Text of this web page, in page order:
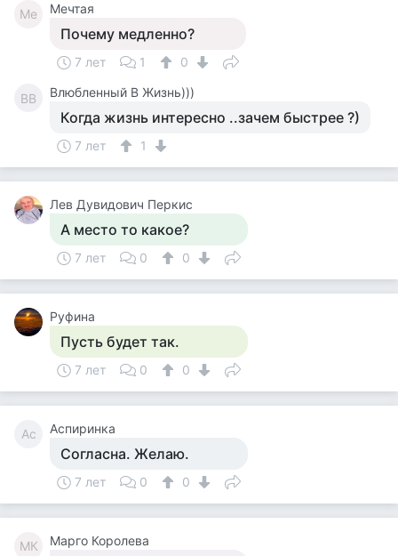
Ме Мечтая
Почему медленно?
7 лет 1 0
ВВ Влюбленный В Жизнь)))
Когда жизнь интересно ..зачем быстрее ?)
7 лет 1
Лев Дувидович Перкис
А место то какое?
7 лет 0 0
Руфина
Пусть будет так.
7 лет 0 0
Ас Аспиринка
Согласна. Желаю.
7 лет 0 0
МК Марго Королева